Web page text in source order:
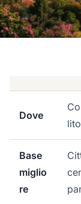
Dove
Base
miglio
re